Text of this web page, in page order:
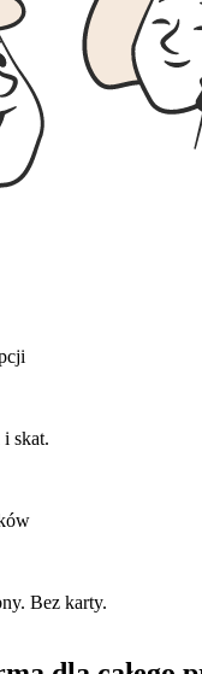
i skat.
Bez karty.